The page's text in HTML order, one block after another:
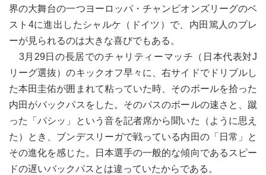
界の大舞台の一つヨーロッパ・チャンピオンズリーグのベ
スト4に進出したシャルケ（ドイツ）で、内田篤人のプレ
ーが見られるのは大きな喜びでもある。
3月29日の長居でのチャリティーマッチ（日本代表対J
リーグ選抜）のキックオフ早々に、右サイドでドリブルし
た本田圭佑が囲まれて粘っていた時、そのボールを拾った
内田がバックパスをした。そのパスのボールの速さと、蹴
った「パシッ」という音を記者席から聞いた（ように思え
た）とき、ブンデスリーガで戦っている内田の「日常」と
その進化を感じた。日本選手の一般的な傾向であるスピー
ドの遅いバックパスとは違っていたからである。